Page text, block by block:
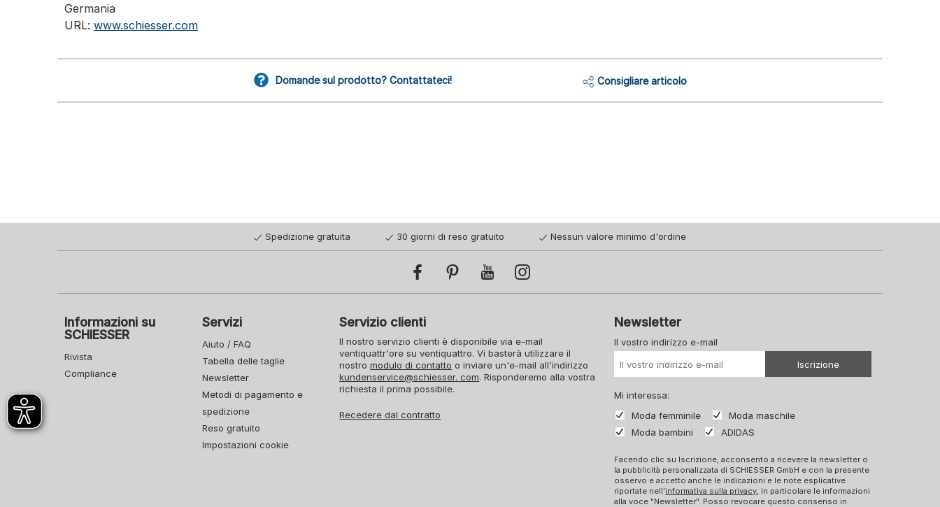
Germania
URL: www.schiesser.com
Domande sul prodotto? Contattateci! Consigliare articolo
Spedizione gratuita 30 giorni di reso gratuito Nessun valore minimo d'ordine
Informazioni su
SCHIESSER
Rivista
Compliance
Servizi
Aiuto / FAQ
Tabella delle taglie
Newsletter
Metodi di pagamento e
spedizione
Reso gratuito
Impostazioni cookie
Servizio clienti
Il nostro servizio clienti è disponibile via e-mail
ventiquattr'ore su ventiquattro. Vi basterà utilizzare il
nostromodulo di contatto o inviare un'e-mail all'indirizzo
kundenservice@schiesser. com. Risponderemo alla vostra
richiesta il prima possibile.
Recedere dal contratto
Newsletter
Il vostro indirizzo e-mail
Iscrizione
Mi interessa:
Moda femminile
Moda maschile
Moda bambini
ADIDAS
Facendo clic su Iscrizione, acconsento a ricevere la newsletter o
la pubblicità personalizzata di SCHIESSER GmbH e con la presente
osservo e accetto anche le indicazioni e le note esplicative
riportate nell'informativa sulla privacy, in particolare le informazioni
alla voce "Newsletter". Posso revocare questo consenso in